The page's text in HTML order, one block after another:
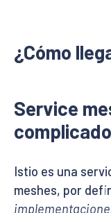
¿Cómo
Service
complicado
Istio es una
meshes, por